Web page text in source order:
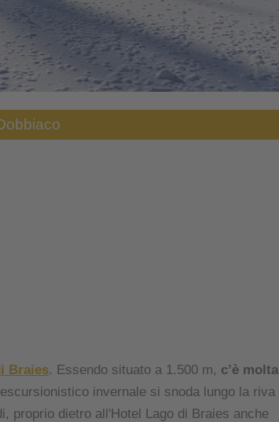
Braies. Essendo situato a 1.500 m, c’è molta
invernale si snoda lungo la riva
proprio dietro all'Hotel Lago di Braies anche